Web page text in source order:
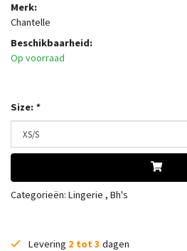
Merk:
Chantelle
Beschikbaarheid:
Op voorraad
Size: *
Categorieën: Lingerie , Bh's
Levering 2 tot 3 dagen